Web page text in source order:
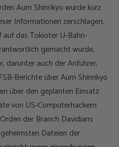
Aum Shinrikyo wurde kurz
Informationen zerschlagen,
auf das Tokioter U-Bahn-
gemacht wurde,
darunter auch der Anführer,
Berichte über Aum Shinrikyo
über den geplanten Einsatz
von US-Computerhackern
der Branch Davidians
Dateien der